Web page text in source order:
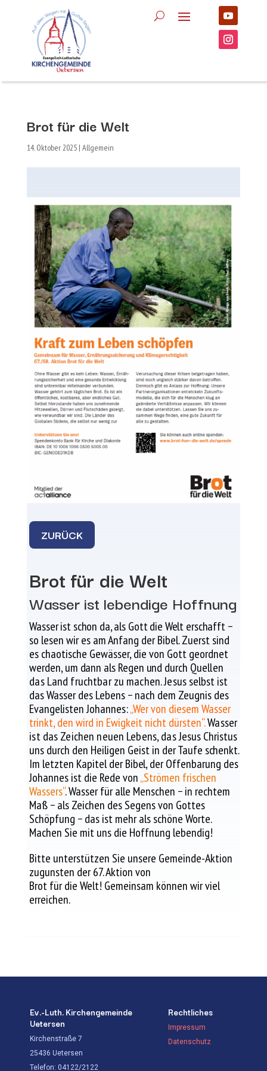
Brot für die Welt
14. Oktober 2025| Allgemein
ZURÜCK
Brot für die Welt
Wasser ist lebendige Hoffnung
Wasser ist schon da, als Gott die Welt erschafft −
so lesen wir es am Anfang der Bibel. Zuerst sind
es chaotische Gewässer, die von Gott geordnet
werden, um dann als Regen und durch Quellen
das Land fruchtbar zu machen. Jesusselbst ist
das Wasser des Lebens − nach dem Zeugnis des
Evangelisten Johannes:„Wer von diesem Wasser
trinkt, den wird in Ewigkeit nicht dürsten“.Wasser
ist das Zeichen neuen Lebens, dasJesus Christus
uns durch den Heiligen Geist in der Taufe schenkt.
Im letzten Kapitel der Bibel,der Offenbarung des
Johannes ist die Rede von„Strömen frischen
Wassers“. Wasser für alle Menschen − in rechtem
Maß − als Zeichen des Segens von Gottes
Schöpfung − das ist mehr als schöne Worte.
Machen Sie mit uns die Hoffnung lebendig!
Bitte unterstützen Sie unsere Gemeinde-Aktion
zugunsten der 67. Aktion von
Brot für die Welt! Gemeinsam können wir viel
erreichen.
Ev.-Luth. Kirchengemeinde
Uetersen
Kirchenstraße 7
25436 Uetersen
Telefon: 04122/2122
Rechtliches
Impressum
Datenschutz